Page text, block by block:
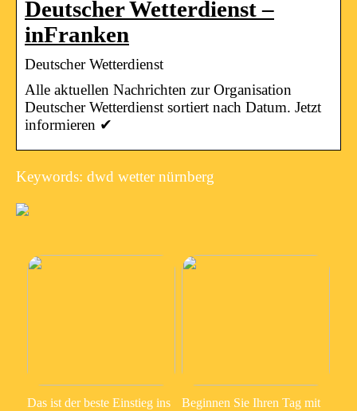
Deutscher Wetterdienst –
inFranken
Deutscher Wetterdienst
Alle aktuellen Nachrichten zur Organisation
Deutscher Wetterdienst sortiert nach Datum. Jetzt
informieren ✔
Keywords: dwd wetter nürnberg
Das ist der beste Einstieg ins
Beginnen Sie Ihren Tag mit